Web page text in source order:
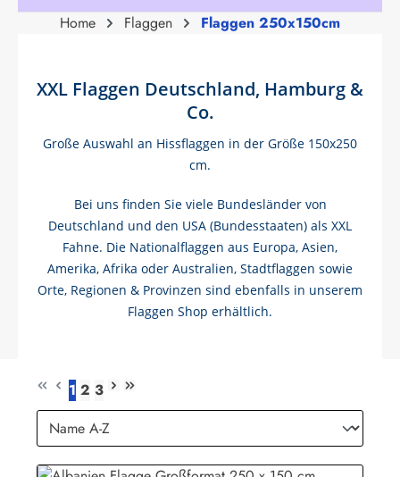
Home Flaggen Flaggen 250x150cm
XXL Flaggen Deutschland, Hamburg &
Co.
Große Auswahl an Hissflaggen in der Größe 150x250
cm.
Bei uns finden Sie viele Bundesländer von
Deutschland und den USA (Bundesstaaten) als XXL
Fahne. Die Nationalflaggen aus Europa, Asien,
Amerika, Afrika oder Australien, Stadtflaggen sowie
Orte, Regionen & Provinzen sind ebenfalls in unserem
Flaggen Shop erhältlich.
Seite
1 Seite
2 Seite
3